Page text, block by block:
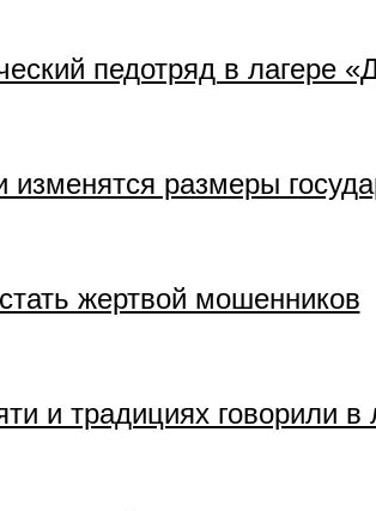
педотряд в лагере
изменятся размеры
жертвой мошенников
и традициях говорили в